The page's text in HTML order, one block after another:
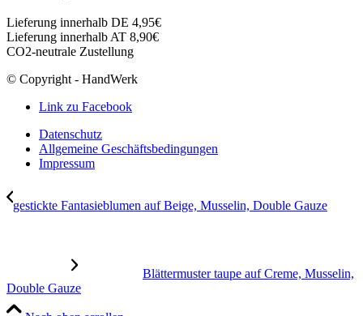
Lieferung innerhalb DE 4,95€
Lieferung innerhalb AT 8,90€
CO2-neutrale Zustellung
© Copyright - HandWerk
Link zu Facebook
Datenschutz
Allgemeine Geschäftsbedingungen
Impressum
gestickte Fantasieblumen auf Beige, Musselin, Double Gauze
Blättermuster taupe auf Creme, Musselin,
Double Gauze